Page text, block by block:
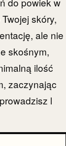
skóry,
ale nie
skośnym,
ilość
zaczynając
l